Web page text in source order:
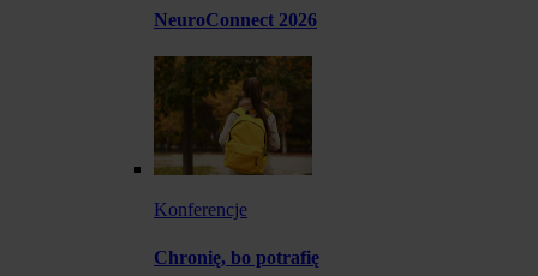
NeuroConnect 2026
Konferencje
Chronię, bo potrafię